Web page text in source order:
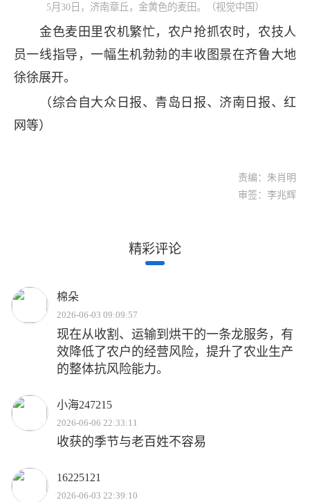
5月30日，济南章丘，金黄色的麦田。（视觉中国）
金色麦田里农机繁忙，农户抢抓农时，农技人
员一线指导，一幅生机勃勃的丰收图景在齐鲁大地
徐徐展开。
（综合自大众日报、青岛日报、济南日报、红
网等）
责编：朱肖明
审签：李兆辉
精彩评论
棉朵
2026-06-03 09:09:57
现在从收割、运输到烘干的一条龙服务，有
效降低了农户的经营风险，提升了农业生产
的整体抗风险能力。
小海247215
2026-06-06 22:33:11
收获的季节与老百姓不容易
16225121
2026-06-03 22:39:10